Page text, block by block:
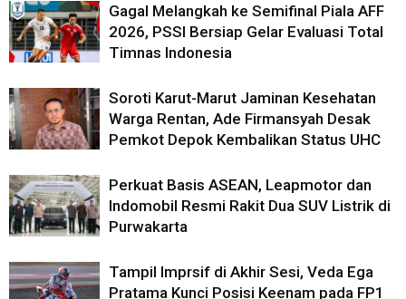
Gagal Melangkah ke Semifinal Piala AFF
2026, PSSI Bersiap Gelar Evaluasi Total
Timnas Indonesia
Soroti Karut-Marut Jaminan Kesehatan
Warga Rentan, Ade Firmansyah Desak
Pemkot Depok Kembalikan Status UHC
Perkuat Basis ASEAN, Leapmotor dan
Indomobil Resmi Rakit Dua SUV Listrik di
Purwakarta
Tampil Imprsif di Akhir Sesi, Veda Ega
Pratama Kunci Posisi Keenam pada FP1